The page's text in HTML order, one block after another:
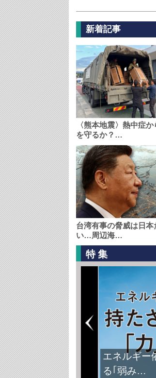
新着記事
〈熊本地震〉熱中症
を守るか？…
台湾有事の脅威は日本
い…周辺海…
特集
エネルギ
る｢弱み…